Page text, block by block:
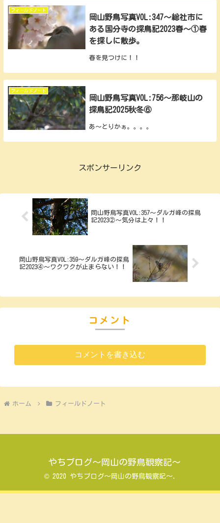
フィールドノート
岡山野鳥写真VOL:347～総社市に
ある国分寺の探鳥記2023春～①春
を探しに散歩。
春を見つけに！！
フィールドノート
岡山野鳥写真VOL:756～那岐山の
探鳥記2025秋冬⑥
あ～とりかぁ。。。。
スポンサーリンク
岡山野鳥写真VOL:357～ダルガ峰の探鳥
記2023②～気分は上々！！
岡山野鳥写真VOL:359～ダルガ峰の探鳥
記2023④～ワクワクが止まらない！！
コメント
コメントを書き込む
ホーム フィールドノート
やちブログ～岡山の野鳥観察記～
© 2020 やちブログ～岡山の野鳥観察記～.